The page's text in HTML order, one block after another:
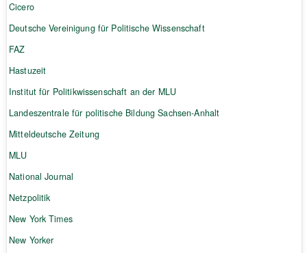
Cicero
Deutsche Vereinigung für Politische Wissenschaft
FAZ
Hastuzeit
Institut für Politikwissenschaft an der MLU
Landeszentrale für politische Bildung Sachsen-Anhalt
Mitteldeutsche Zeitung
MLU
National Journal
Netzpolitik
New York Times
New Yorker